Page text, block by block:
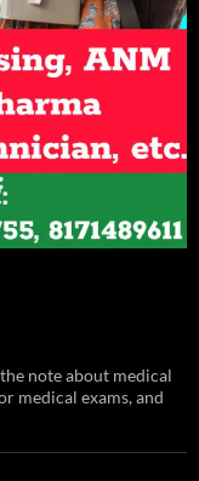
note about medical
medical exams, and